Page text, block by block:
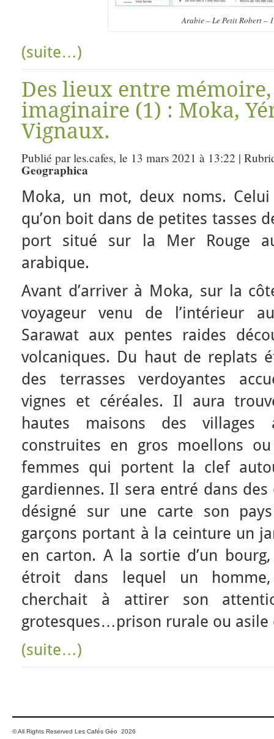
Arabie – Le Petit Robert –
(suite…)
Des lieux entre
imaginaire (1) : Moka,
Vignaux.
Publié par les.cafes, le 13 mars 2021 à 13:22 |
Geographica
Moka, un mot, deux noms. Celui
qu’on boit dans de petites tasses
port situé sur la Mer Rouge
arabique.
Avant d’arriver à Moka, sur la
voyageur venu de l’intérieur
Sarawat aux pentes raides
volcaniques. Du haut de replats
des terrasses verdoyantes
vignes et céréales. Il aura
hautes maisons des villages
construites en gros moellons
femmes qui portent la clef
gardiennes. Il sera entré dans
désigné sur une carte son
garçons portant à la ceinture un
en carton. A la sortie d’un
étroit dans lequel un
cherchait à attirer son
grotesques…prison rurale ou asile
(suite…)
© All Rights Reserved Les Cafés Géo 2026